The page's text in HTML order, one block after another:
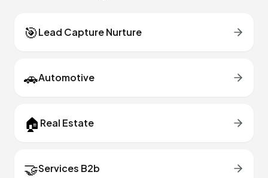
🎯Lead Capture Nurture
🚗Automotive
🏠 Real Estate
🤝Services B2b